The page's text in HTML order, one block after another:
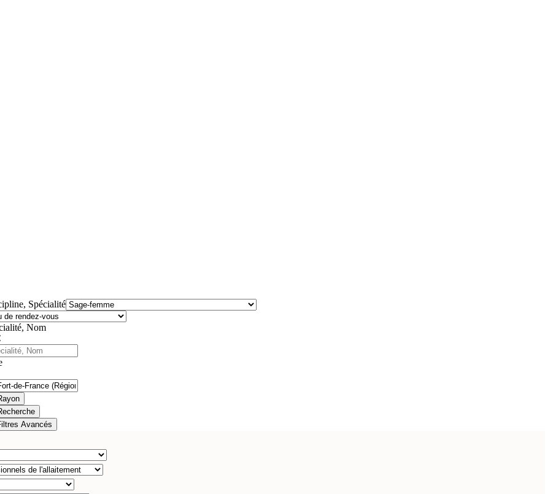
Spécialité
Nom
Avancés